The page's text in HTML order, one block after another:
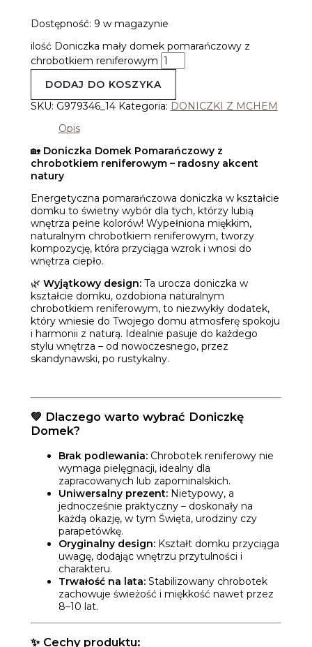
Dostępność: 9 w magazynie
ilość Doniczka mały domek pomarańczowy z
chrobotkiem reniferowym
DODAJ DO KOSZYKA
SKU: G979346_14 Kategoria: DONICZKI Z MCHEM
Opis
🏡 Doniczka Domek Pomarańczowy z
chrobotkiem reniferowym – radosny akcent
natury
Energetyczna pomarańczowa doniczka w kształcie
domku to świetny wybór dla tych, którzy lubią
wnętrza pełne kolorów! Wypełniona miękkim,
naturalnym chrobotkiem reniferowym, tworzy
kompozycję, która przyciąga wzrok i wnosi do
wnętrza ciepło.
🌿 Wyjątkowy design:Ta urocza doniczka w
kształcie domku, ozdobiona naturalnym
chrobotkiem reniferowym, to niezwykły dodatek,
który wniesie do Twojego domu atmosferę spokoju
i harmonii z naturą. Idealnie pasuje do każdego
stylu wnętrza – od nowoczesnego, przez
skandynawski, po rustykalny.
💚 Dlaczego warto wybrać Doniczkę
Domek?
Brak podlewania:Chrobotek reniferowy nie
wymaga pielęgnacji, idealny dla
zapracowanych lub zapominalskich.
Uniwersalny prezent:Nietypowy, a
jednocześnie praktyczny – doskonały na
każdą okazję, w tym Święta, urodziny czy
parapetówkę.
Oryginalny design:Kształt domku przyciąga
uwagę, dodając wnętrzu przytulności i
charakteru.
Trwałość na lata:Stabilizowany chrobotek
zachowuje świeżość i miękkość nawet przez
8–10 lat.
✨ Cechy produktu: